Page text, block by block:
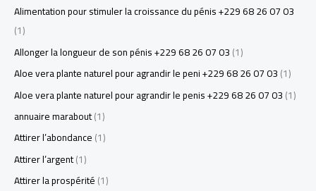
Alimentation pour stimuler la croissance du pénis +229 68 26 07 03
(1)
Allonger la longueur de son pénis +229 68 26 07 03(1)
Aloe vera plante naturel pour agrandir le peni +229 68 26 07 03(1)
Aloe vera plante naturel pour agrandir le penis +229 68 26 07 03(1)
annuaire marabout(1)
Attirer l’abondance(1)
Attirer l’argent(1)
Attirer la prospérité(1)